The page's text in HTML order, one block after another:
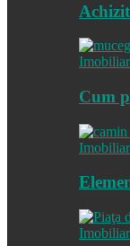
Cum